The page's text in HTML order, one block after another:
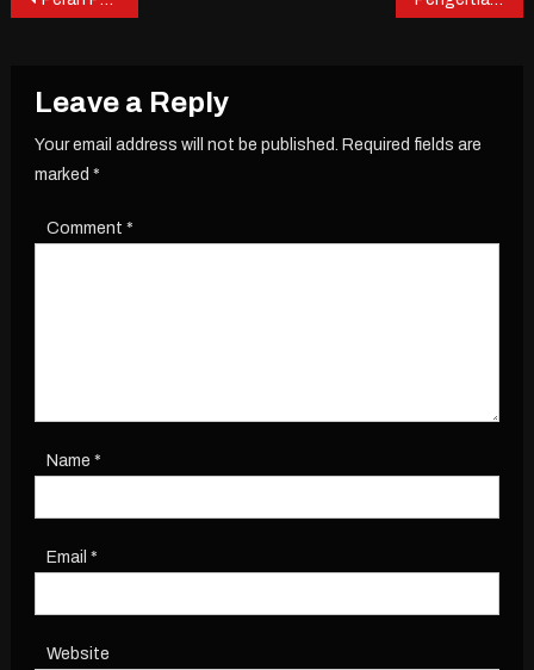
Leave a Reply
Your email address will not be published. Required fields are
marked *
Comment *
Name *
Email *
Website